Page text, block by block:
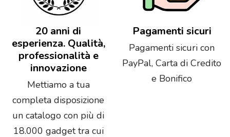
20 anni di
esperienza. Qualità,
professionalità e
innovazione
Mettiamo a tua
completa disposizione
un catalogo con più di
18.000 gadget tra cui
Pagamenti sicuri
Pagamenti sicuri con
PayPal, Carta di Credito
e Bonifico